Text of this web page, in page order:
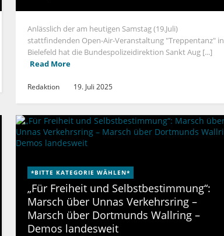
Anlässlich der am heutigen Samstag (19.Juli)
stattfindenden Open-Air-Veranstaltung "Treppentanz" in
Bielefeld hat die Bundespolizeidirektion Sankt Aug [...]
Read More
Redaktion 19. Juli 2025
*BITTE KATEGORIE WÄHLEN*
„Für Freiheit und Selbstbestimmung“:
Marsch über Unnas Verkehrsring –
Marsch über Dortmunds Wallring –
Demos landesweit